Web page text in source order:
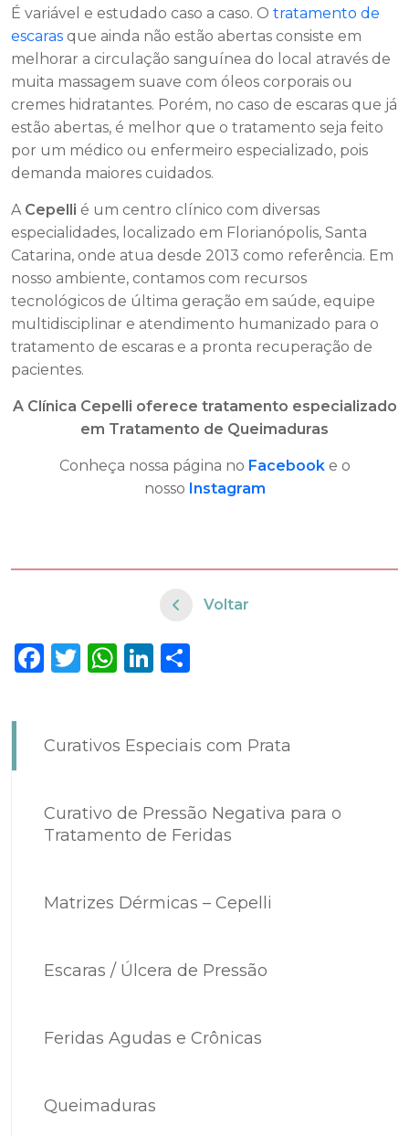
É variável e estudado caso a caso. O tratamento de
escaras que ainda não estão abertas consiste em
melhorar a circulação sanguínea do local através de
muita massagem suave com óleos corporais ou
cremes hidratantes. Porém, no caso de escaras que já
estão abertas, é melhor que o tratamento seja feito
por um médico ou enfermeiro especializado, pois
demanda maiores cuidados.
A Cepelli é um centro clínico com diversas
especialidades, localizado em Florianópolis, Santa
Catarina, onde atua desde 2013 como referência. Em
nosso ambiente, contamos com recursos
tecnológicos de última geração em saúde, equipe
multidisciplinar e atendimento humanizado para o
tratamento de escaras e a pronta recuperação de
pacientes.
A Clínica Cepelli oferece tratamento especializado
em Tratamento de Queimaduras
Conheça nossa página no Facebooke o
nosso Instagram
Voltar
Facebook
Twitter
WhatsApp
LinkedIn
Curativos Especiais com Prata
Curativo de Pressão Negativa para o
Tratamento de Feridas
Matrizes Dérmicas – Cepelli
Escaras / Úlcera de Pressão
Feridas Agudas e Crônicas
Queimaduras